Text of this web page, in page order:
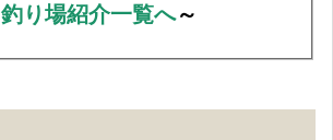
釣り場紹介一覧へ～